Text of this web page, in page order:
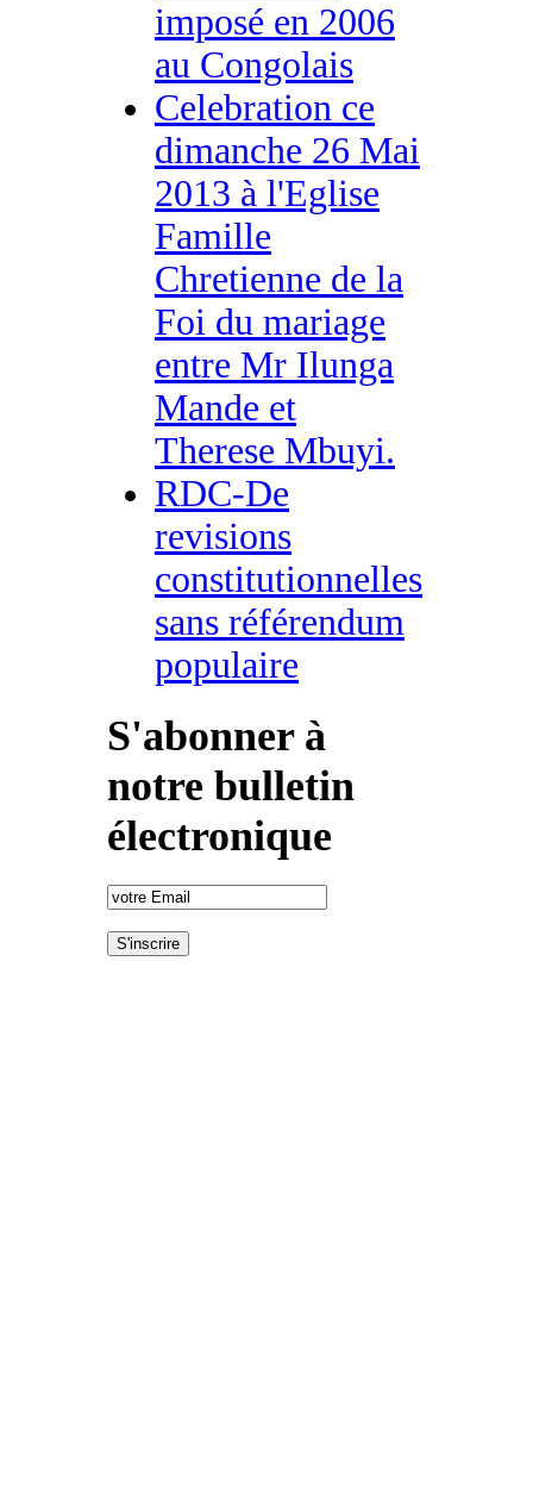
imposé en 2006
au Congolais
Celebration ce
dimanche 26 Mai
2013 à l'Eglise
Famille
Chretienne de la
Foi du mariage
entre Mr Ilunga
Mande et
Therese Mbuyi.
RDC-De
revisions
constitutionnelles
sans référendum
populaire
S'abonner à
notre bulletin
électronique